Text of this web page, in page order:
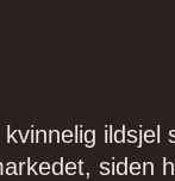
siden